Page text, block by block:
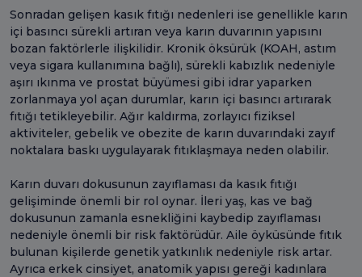
Sonradan gelişen kasık fıtığı nedenleri ise genellikle karın
içi basıncı sürekli artıran veya karın duvarının yapısını
bozan faktörlerle ilişkilidir. Kronik öksürük (KOAH, astım
veya sigara kullanımına bağlı), sürekli kabızlık nedeniyle
aşırı ıkınma ve prostat büyümesi gibi idrar yaparken
zorlanmaya yol açan durumlar, karın içi basıncı artırarak
fıtığı tetikleyebilir. Ağır kaldırma, zorlayıcı fiziksel
aktiviteler, gebelik ve obezite de karın duvarındaki zayıf
noktalara baskı uygulayarak fıtıklaşmaya neden olabilir.
Karın duvarı dokusunun zayıflaması da kasık fıtığı
gelişiminde önemli bir rol oynar. İleri yaş, kas ve bağ
dokusunun zamanla esnekliğini kaybedip zayıflaması
nedeniyle önemli bir risk faktörüdür. Aile öyküsünde fıtık
bulunan kişilerde genetik yatkınlık nedeniyle risk artar.
Ayrıca erkek cinsiyet, anatomik yapısı gereği kadınlara